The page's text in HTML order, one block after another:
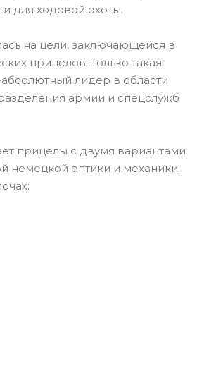
для ходовой охоты.
на цели, заключающейся в
прицелов. Только такая
абсолютный лидер в области
армии и спецслужб
прицелы с двумя вариантами
немецкой оптики и механики.